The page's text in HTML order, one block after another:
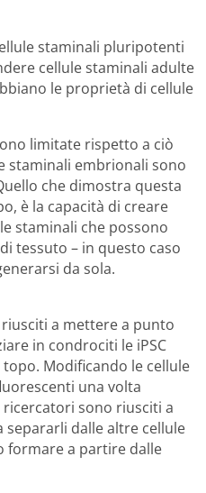
staminali pluripotenti
cellule staminali adulte
le proprietà di cellule
limitate rispetto a ciò
staminali embrionali sono
che dimostra questa
è la capacità di creare
staminali che possono
tessuto – in questo caso
da sola.
a mettere a punto
in condrociti le iPSC
Modificando le cellule
una volta
sono riusciti a
separarli dalle altre cellule
formare a partire dalle